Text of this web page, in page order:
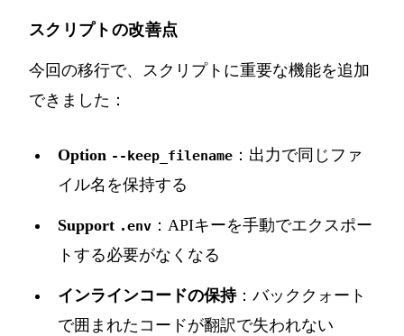
スクリプトの改善点
今回の移行で、スクリプトに重要な機能を追加
できました：
Option --keep_filename ：出力で同じファ
イル名を保持する
Support .env ：APIキーを手動でエクスポー
トする必要がなくなる
インラインコードの保持：バッククォート
で囲まれたコードが翻訳で失われない